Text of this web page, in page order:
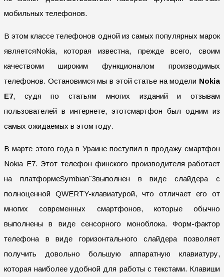
мобильных телефонов.
В этом классе телефонов одной из самых популярных марок
являетсяNokia, которая известна, прежде всего, своим
качествоми широким функционалом производимых
телефонов. Остановимся мы в этой статье на модели Nokia
E7, судя по статьям многих изданий и отзывам
пользователей в интернете, этотсмартфон был одним из
самых ожидаемых в этом году.
В марте этого года в Ураине поступил в продажу смартфон
Nokia E7. Этот телефон финского производителя работает
на платформеSymbianˆ3выполнен в виде слайдера с
полноценной QWERTY-клавиатурой, что отличает его от
многих современных смартфонов, которые обычно
выполнены в виде сенсорного моноблока. Форм-фактор
телефона в виде горизонтального слайдера позволяет
получить довольно большую аппаратную клавиатуру,
которая наиболее удобной для работы с текстами. Клавиши